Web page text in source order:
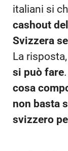
italiani si
cashout
Svizzera
La
si può fare
cosa
non basta
svizzero